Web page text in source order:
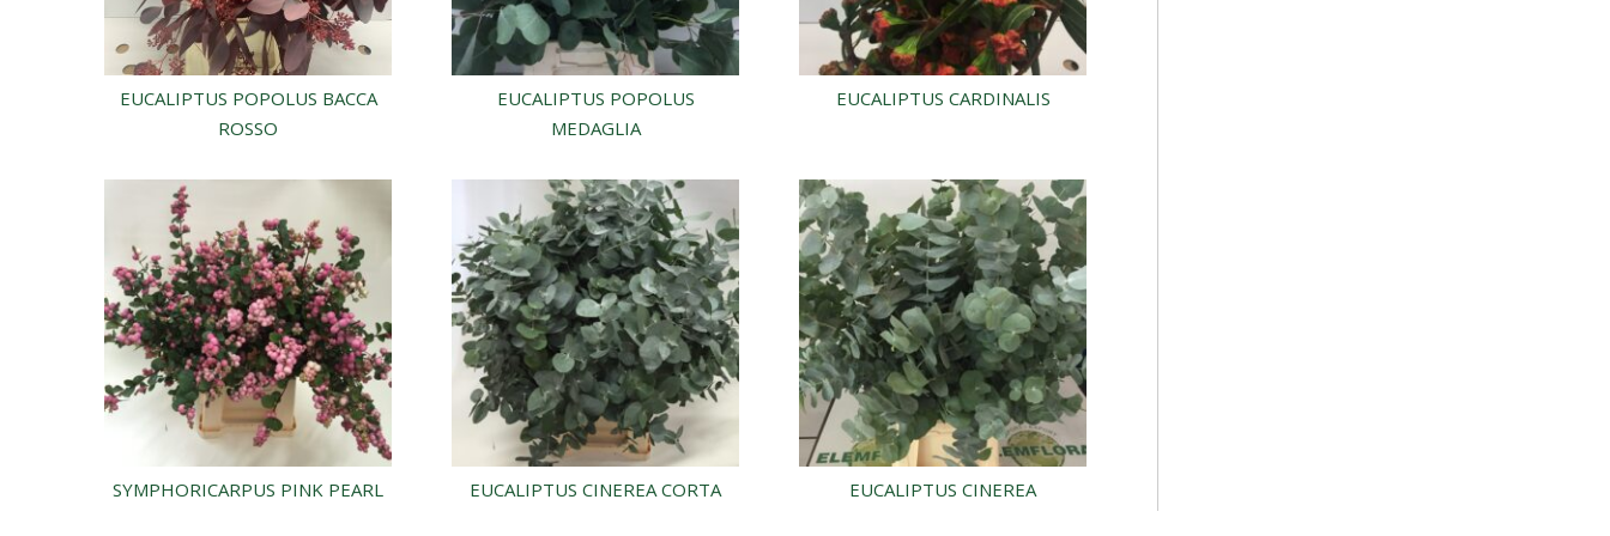
EUCALIPTUS POPOLUS BACCA
ROSSO
EUCALIPTUS POPOLUS
MEDAGLIA
EUCALIPTUS CARDINALIS
SYMPHORICARPUS PINK PEARL EUCALIPTUS CINEREA CORTA EUCALIPTUS CINEREA